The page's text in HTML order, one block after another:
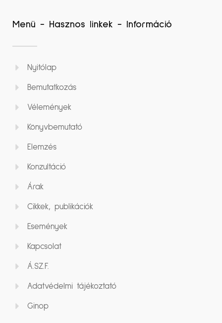
Menü - Hasznos linkek - Információ
Nyitólap
Bemutatkozás
Vélemények
Könyvbemutató
Elemzés
Konzultáció
Árak
Cikkek, publikációk
Események
Kapcsolat
Á.SZ.F.
Adatvédelmi tájékoztató
Ginop